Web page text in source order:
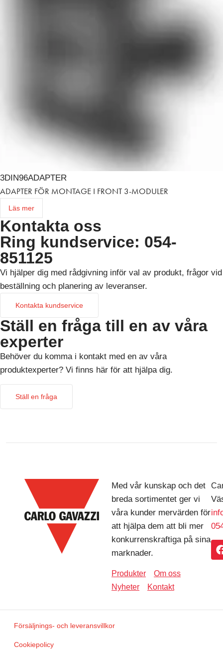
3DIN96ADAPTER
ADAPTER FÖR MONTAGE I FRONT 3-MODULER
Läs mer
Kontakta oss
Ring kundservice: 054-
851125
Vi hjälper dig med rådgivning inför val av produkt, frågor vid
beställning och planering av leveranser.
Kontakta kundservice
Ställ en fråga till en av våra
experter
Behöver du komma i kontakt med en av våra
produktexperter? Vi finns här för att hjälpa dig.
Ställ en fråga
Med vår kunskap och det
breda sortimentet ger vi
våra kunder mervärden för
att hjälpa dem att bli mer
konkurrenskraftiga på sina
marknader.
Produkter
Om oss
Nyheter
Kontakt
Försäljnings- och leveransvillkor
Cookiepolicy